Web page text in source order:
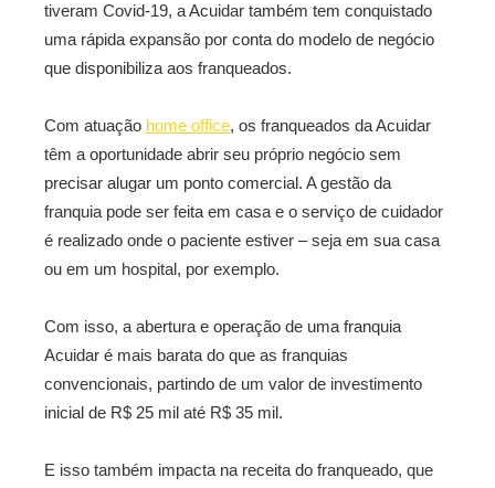
tiveram Covid-19, a Acuidar também tem conquistado
uma rápida expansão por conta do modelo de negócio
que disponibiliza aos franqueados.
Com atuação home office, os franqueados da Acuidar
têm a oportunidade abrir seu próprio negócio sem
precisar alugar um ponto comercial. A gestão da
franquia pode ser feita em casa e o serviço de cuidador
é realizado onde o paciente estiver – seja em sua casa
ou em um hospital, por exemplo.
Com isso, a abertura e operação de uma franquia
Acuidar é mais barata do que as franquias
convencionais, partindo de um valor de investimento
inicial de R$ 25 mil até R$ 35 mil.
E isso também impacta na receita do franqueado, que